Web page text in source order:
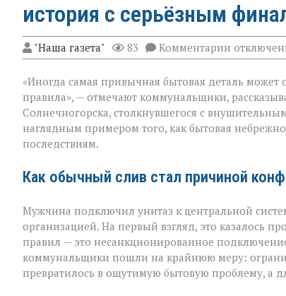
история с серьёзным
"Наша газета" 83 Комментарии к
записи
как
повод
для
долга:
серьёзным
«Иногда самая привычная бытовая деталь
правила», — отмечают коммунальщики,
Солнечногорска, столкнувшегося с
наглядным примером того, как бытовая
последствиям.
Как обычный слив стал причиной
Мужчина подключил унитаз к центральной
организацией. На первый взгляд, это казалось
правил — это несанкционированное
коммунальщики пошли на крайнюю меру:
превратилось в ощутимую бытовую проблему,